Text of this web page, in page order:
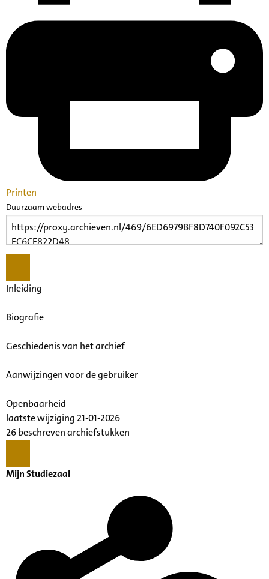
Printen
Duurzaam webadres
Inleiding
Biografie
Geschiedenis van het archief
Aanwijzingen voor de gebruiker
Openbaarheid
laatste wijziging 21-01-2026
26 beschreven archiefstukken
Mijn Studiezaal